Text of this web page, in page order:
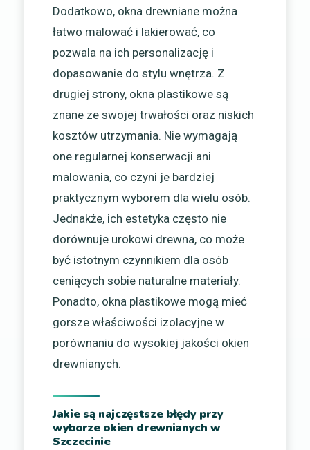
Dodatkowo, okna drewniane można
łatwo malować i lakierować, co
pozwala na ich personalizację i
dopasowanie do stylu wnętrza. Z
drugiej strony, okna plastikowe są
znane ze swojej trwałości oraz niskich
kosztów utrzymania. Nie wymagają
one regularnej konserwacji ani
malowania, co czyni je bardziej
praktycznym wyborem dla wielu osób.
Jednakże, ich estetyka często nie
dorównuje urokowi drewna, co może
być istotnym czynnikiem dla osób
ceniących sobie naturalne materiały.
Ponadto, okna plastikowe mogą mieć
gorsze właściwości izolacyjne w
porównaniu do wysokiej jakości okien
drewnianych.
Jakie są najczęstsze błędy przy
wyborze okien drewnianych w
Szczecinie